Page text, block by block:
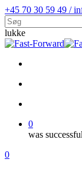
Skip
to
main
content
+45 70 30 59 49 /
lukke
Close
0
was
Menu
search
account
0